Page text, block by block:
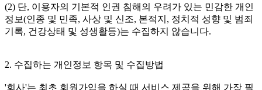
(2) 단, 이용자의 기본적 인권 침해의 우려가 있는 민감한 개인
정보(인종 및 민족, 사상 및 신조, 본적지, 정치적 성향 및 범죄
기록, 건강상태 및 성생활등)는 수집하지 않습니다.
2. 수집하는 개인정보 항목 및 수집방법
'회사'는 최초 회원가입을 하실 때 서비스 제공을 위해 가장 필